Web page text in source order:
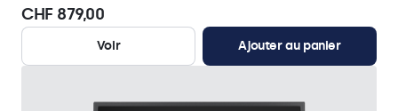
CHF 879,00
Voir Ajouter au panier